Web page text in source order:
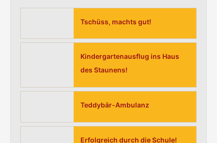
Tschüss, machts gut!
Kindergartenausflug ins Haus
des Staunens!
Teddybär-Ambulanz
Erfolgreich durch die Schule!